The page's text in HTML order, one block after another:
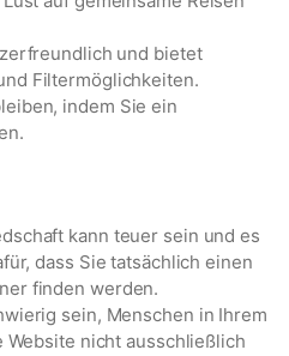
und bietet
Filtermöglichkeiten.
indem Sie ein
kann teuer sein und es
dass Sie tatsächlich einen
finden werden.
sein, Menschen in Ihrem
Website nicht ausschließlich